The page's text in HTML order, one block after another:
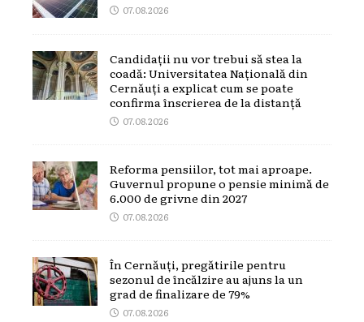
07.08.2026
Candidații nu vor trebui să stea la
coadă: Universitatea Națională din
Cernăuți a explicat cum se poate
confirma înscrierea de la distanță
07.08.2026
Reforma pensiilor, tot mai aproape.
Guvernul propune o pensie minimă de
6.000 de grivne din 2027
07.08.2026
În Cernăuți, pregătirile pentru
sezonul de încălzire au ajuns la un
grad de finalizare de 79%
07.08.2026